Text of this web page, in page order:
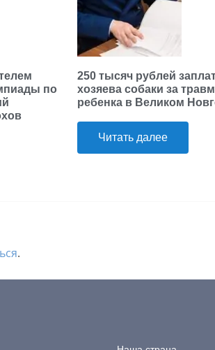
по
250 тысяч рублей
хозяева собаки за
ребенка в Великом
Читать далее
.